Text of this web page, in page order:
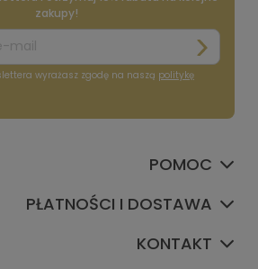
zakupy!
wyrażasz zgodę na naszą politykę
POMOC
PŁATNOŚCI I DOSTAWA
KONTAKT